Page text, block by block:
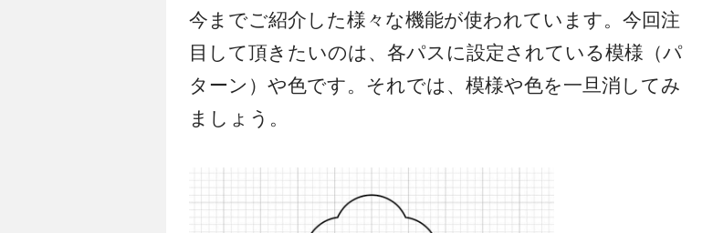
今までご紹介した様々な機能が使われています。今回注
目して頂きたいのは、各パスに設定されている模様（パ
ターン）や色です。それでは、模様や色を一旦消してみ
ましょう。